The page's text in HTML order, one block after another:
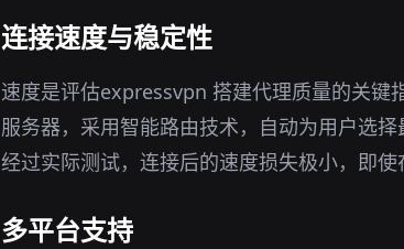
连接速度与稳定性
速度是评估expressvpn 搭建代理质量的关键
服务器，采用智能路由技术，自动为用户选
经过实际测试，连接后的速度损失极小，即使
多平台支持